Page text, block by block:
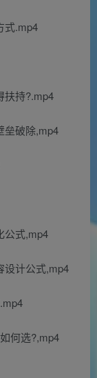
式.mp4
扶持?.mp4
垒破除,mp4
公式,mp4
设计公式,mp4
何选?,mp4